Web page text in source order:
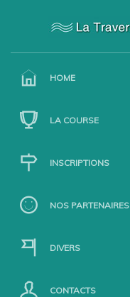
HOME
LA COURSE
INSCRIPTIONS
NOS PARTENAIRES
DIVERS
CONTACTS